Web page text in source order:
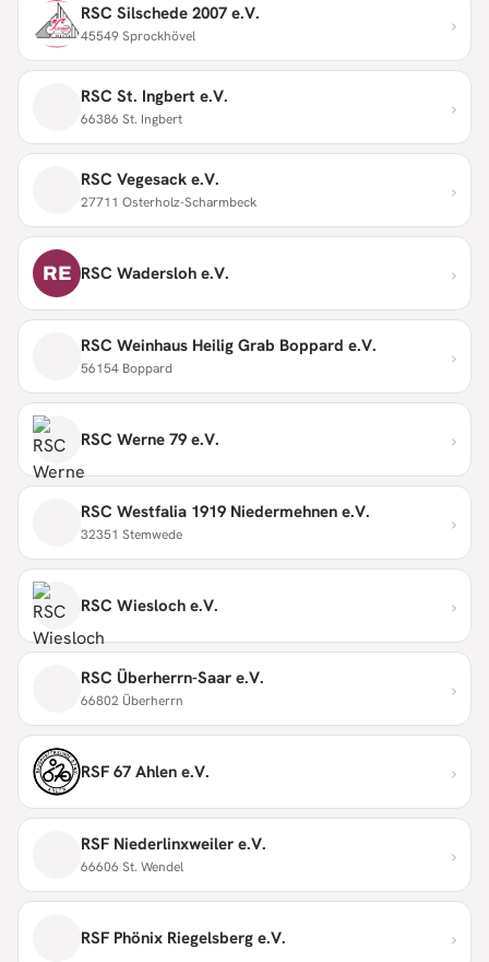
RSC Silschede 2007 e.V.
45549 Sprockhövel ›
RSC St. Ingbert e.V.
66386 St. Ingbert ›
RSC Vegesack e.V.
27711 Osterholz-Scharmbeck ›
RE RSC Wadersloh e.V. ›
RSC Weinhaus Heilig Grab Boppard e.V.
56154 Boppard ›
RSC Werne 79 e.V. ›
RSC Westfalia 1919 Niedermehnen e.V.
32351 Stemwede ›
RSC Wiesloch e.V. ›
RSC Überherrn-Saar e.V.
66802 Überherrn ›
RSF 67 Ahlen e.V. ›
RSF Niederlinxweiler e.V.
66606 St. Wendel ›
RSF Phönix Riegelsberg e.V. ›